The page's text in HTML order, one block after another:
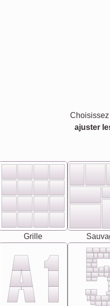
ajuster
Grille